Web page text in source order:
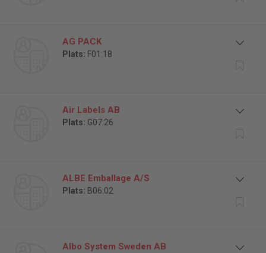
AG PACK
Plats: F01:18
Air Labels AB
Plats: G07:26
ALBE Emballage A/S
Plats: B06:02
Albo System Sweden AB